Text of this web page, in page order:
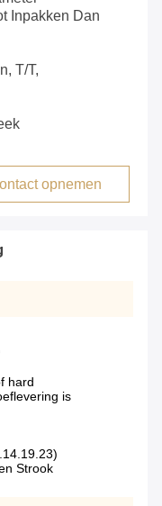
Inpakken Dan
T/T,
opnemen
hard
is
Strook